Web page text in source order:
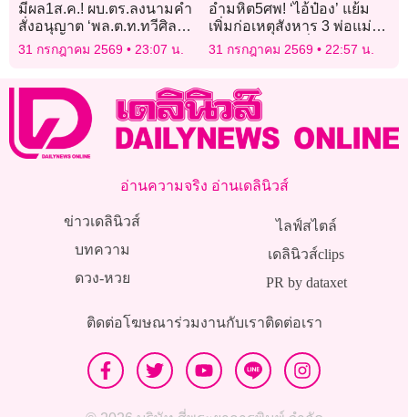
มีผล1ส.ค.! ผบ.ตร.ลงนามคำ
สั่งอนุญาต ‘พล.ต.ท.ทวีศิลป์’
ลาออกจากราชการ
31 กรกฎาคม 2569 23:07 น.
อำมหิต5ศพ! ‘ไอ้ป๋อง’ แย้ม
เพิ่มก่อเหตุสังหาร 3 พ่อแม่ลูก
ฝังอำพรางใกล้พี่น้องรัสเซีย
31 กรกฎาคม 2569 22:57 น.
อ่านความจริง อ่านเดลินิวส์
ข่าวเดลินิวส์
บทความ
ดวง-หวย
ไลฟ์สไตล์
เดลินิวส์clips
PR by dataxet
ติดต่อโฆษณาร่วมงานกับเราติดต่อเรา